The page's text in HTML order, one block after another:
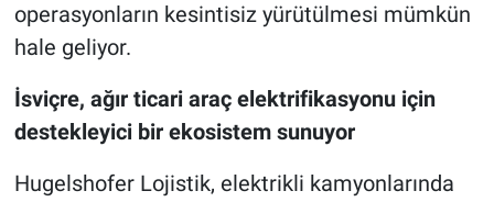
operasyonların kesintisiz yürütülmesi mümkün
hale geliyor.
İsviçre, ağır ticari araç elektrifikasyonu için
destekleyici bir ekosistem sunuyor
Hugelshofer Lojistik, elektrikli kamyonlarında